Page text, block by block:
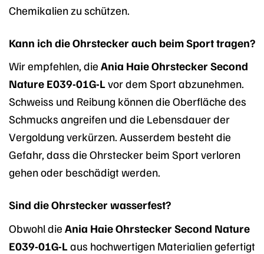
Chemikalien zu schützen.
Kann ich die Ohrstecker auch beim Sport tragen?
Wir empfehlen, die Ania Haie Ohrstecker Second
Nature E039-01G-Lvor dem Sport abzunehmen.
Schweiss und Reibung können die Oberfläche des
Schmucks angreifen und die Lebensdauer der
Vergoldung verkürzen. Ausserdem besteht die
Gefahr, dass die Ohrstecker beim Sport verloren
gehen oder beschädigt werden.
Sind die Ohrstecker wasserfest?
Obwohl die Ania Haie Ohrstecker Second Nature
E039-01G-Laus hochwertigen Materialien gefertigt